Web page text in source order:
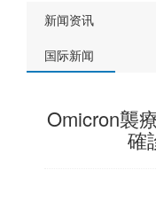
新闻资讯
国际新闻
Omicron襲
確